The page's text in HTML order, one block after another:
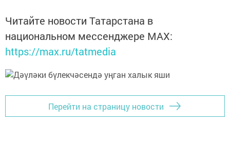
Читайте новости Татарстана в
национальном мессенджере MАХ:
https://max.ru/tatmedia
Перейти на страницу новости